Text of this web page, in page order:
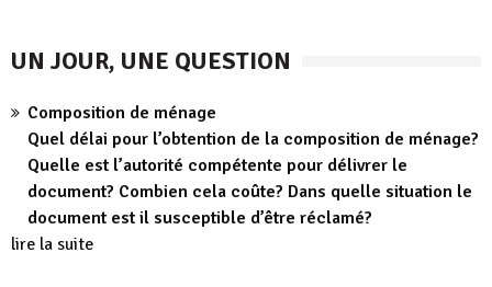
UN JOUR, UNE QUESTION
Composition de ménage
Quel délai pour l’obtention de la composition de ménage?
Quelle est l’autorité compétente pour délivrer le
document? Combien cela coûte? Dans quelle situation le
document est il susceptible d’être réclamé?
lire la suite